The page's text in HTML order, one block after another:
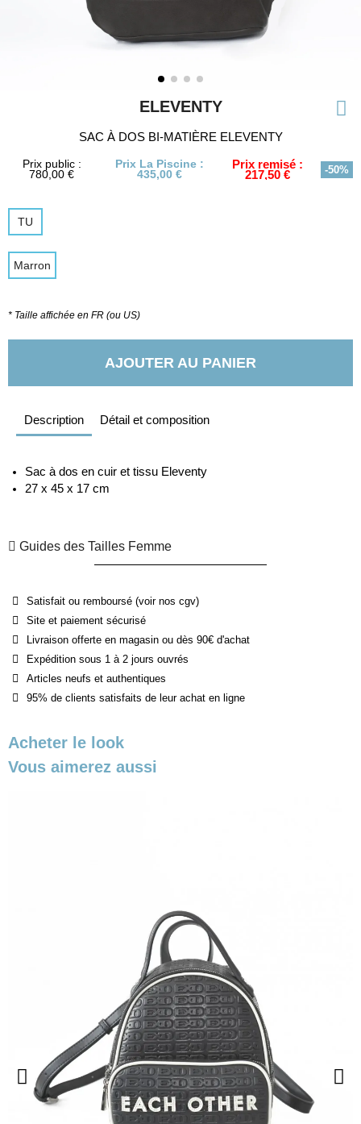
ELEVENTY
SAC À DOS BI-MATIÈRE ELEVENTY
Prix public :
780,00 €
Prix La Piscine :
435,00 €
Prix remisé :
217,50 € -50%
TU
Marron
* Taille affichée en FR (ou US)
AJOUTER AU PANIER
Description Détail et composition
Sac à dos en cuir et tissu Eleventy
27 x 45 x 17 cm
Guides des Tailles Femme
Satisfait ou remboursé (voir nos cgv)
Site et paiement sécurisé
Livraison offerte en magasin ou dès 90€ d'achat
Expédition sous 1 à 2 jours ouvrés
Articles neufs et authentiques
95% de clients satisfaits de leur achat en ligne
Acheter le look
Vous aimerez aussi